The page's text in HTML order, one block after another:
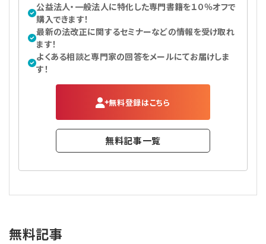
公益法人・一般法人に特化した専門書籍を１０％オフで
購入できます！
最新の法改正に関するセミナーなどの情報を受け取れ
ます！
よくある相談と専門家の回答をメールにてお届けしま
す！
無料登録はこちら
無料記事一覧
無料記事